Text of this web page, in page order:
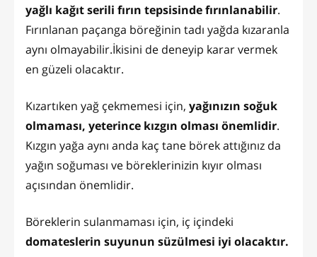
yağlı kağıt serili fırın tepsisinde fırınlanabilir.
Fırınlanan paçanga böreğinin tadı yağda kızaranla
aynı olmayabilir.İkisini de deneyip karar vermek
en güzeli olacaktır.
Kızartıken yağ çekmemesi için, yağınızın soğuk
olmaması, yeterince kızgın olması önemlidir.
Kızgın yağa aynı anda kaç tane börek attığınız da
yağın soğuması ve böreklerinizin kıyır olması
açısından önemlidir.
Böreklerin sulanmaması için, iç içindeki
domateslerin suyunun süzülmesi iyi olacaktır.